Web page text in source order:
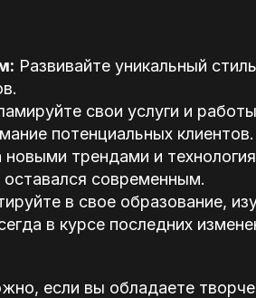
Развивайте уникальный
свои услуги и
потенциальных клиентов.
новыми трендами и
современным.
в свое образование,
в курсе последних
если вы обладаете